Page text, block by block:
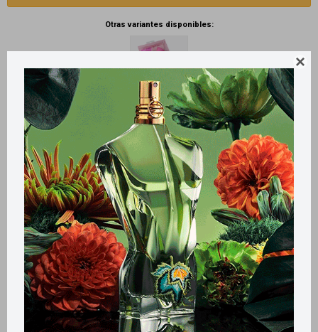

Otras variantes disponibles:
Productos que te pueden interesar